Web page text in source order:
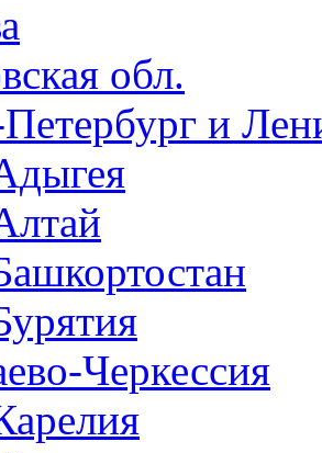
обл.
и
Черкессия